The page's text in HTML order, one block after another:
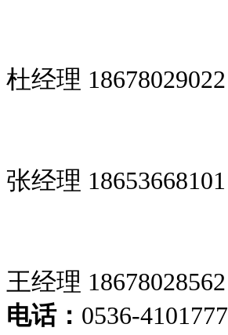
杜经理 18678029022
张经理 18653668101
王经理 18678028562
电话： 0536-4101777